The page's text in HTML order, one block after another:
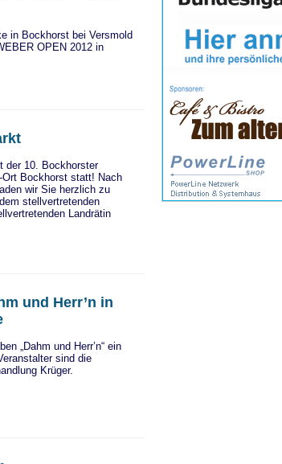
in Bockhorst bei Versmold
OPEN 2012 in
der 10. Bockhorster
Bockhorst statt! Nach
wir Sie herzlich zu
stellvertretenden
Landrätin
und Herr’n in
„Dahm und Herr’n“ ein
sind die
Krüger.